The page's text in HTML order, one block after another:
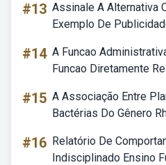
#13 Assinale A Alternativa
Exemplo De
#14 A Funcao
Funcao Diretamente
#15 A Associação Entre
Bactérias Do Gênero
#16 Relatório De
Indisciplinado Ensino